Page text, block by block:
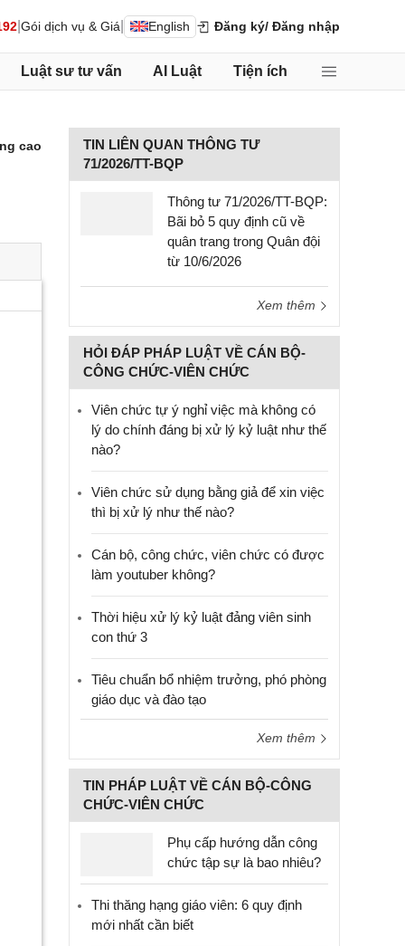
Gói dịch vụ & Giá English Đăng ký/ Đăng nhập
Luật sư tư vấn AI Luật Tiện ích
cao
TIN LIÊN QUAN THÔNG TƯ
71/2026/TT-BQP
Thông tư 71/2026/TT-BQP:
Bãi bỏ 5 quy định cũ về
quân trang trong Quân đội
từ 10/6/2026
Xem thêm
HỎI ĐÁP PHÁP LUẬT VỀ CÁN BỘ-
CÔNG CHỨC-VIÊN CHỨC
Viên chức tự ý nghỉ việc mà không có
lý do chính đáng bị xử lý kỷ luật như thế
nào?
Viên chức sử dụng bằng giả để xin việc
thì bị xử lý như thế nào?
Cán bộ, công chức, viên chức có được
làm youtuber không?
Thời hiệu xử lý kỷ luật đảng viên sinh
con thứ 3
Tiêu chuẩn bổ nhiệm trưởng, phó phòng
giáo dục và đào tạo
Xem thêm
TIN PHÁP LUẬT VỀ CÁN BỘ-CÔNG
CHỨC-VIÊN CHỨC
Phụ cấp hướng dẫn công
chức tập sự là bao nhiêu?
Thi thăng hạng giáo viên: 6 quy định
mới nhất cần biết